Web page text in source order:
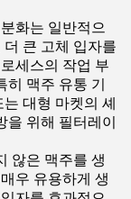
화는 일반적으
큰 고체 입자를
세스의 작업 부
맥주 유통 기
대형 마켓의 셰
위해 필터레이
않은 맥주를 생
우 유용하게 생